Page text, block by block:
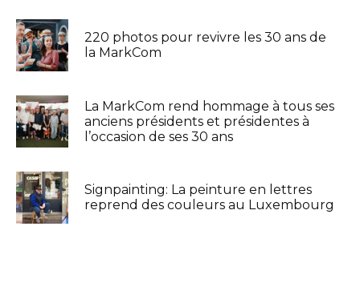
220 photos pour revivre les 30 ans de
la MarkCom
La MarkCom rend hommage à tous ses
anciens présidents et présidentes à
l’occasion de ses 30 ans
Signpainting: La peinture en lettres
reprend des couleurs au Luxembourg